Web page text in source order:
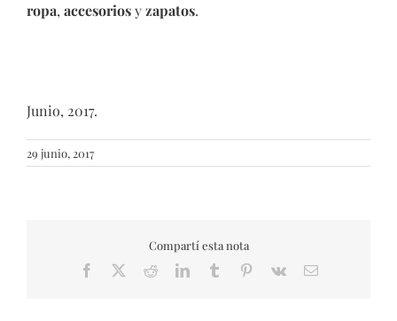
ropa, accesoriosyzapatos.
Junio, 2017.
29 junio, 2017
Compartí esta nota
Facebook RedditLinkedInTumblr Pinterest
Vk Email